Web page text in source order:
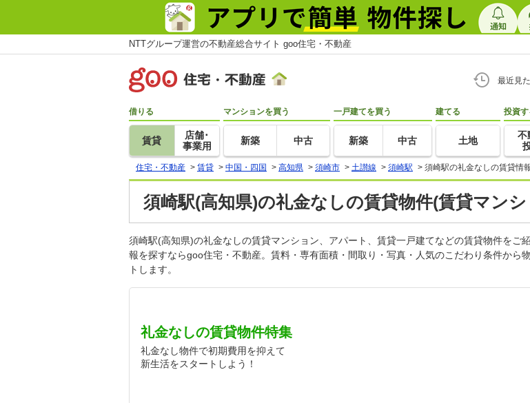
NTTグループ運営の不動産総合サイト goo住宅・不動産
最近見
借りる
賃貸
店舗･
事業用
マンションを買う
新築 中古
一戸建てを買う
新築 中古
建てる
土地
投資す
不
住宅・不動産 > 賃貸 > 中国・四国 > 高知県 > 須崎市 > 土讃線 > 須崎駅 > 須崎駅の礼金なしの賃貸情
須崎駅(高知県)の礼金なしの賃貸物件(賃貸マン
須崎駅(高知県)の礼金なしの賃貸マンション、アパート、賃貸一戸建てなどの賃貸物件をご
報を探すならgoo住宅・不動産。賃料・専有面積・間取り・写真・人気のこだわり条件から
トします。
礼金なしの賃貸物件特集
礼金なし物件で初期費用を抑えて
新生活をスタートしよう！